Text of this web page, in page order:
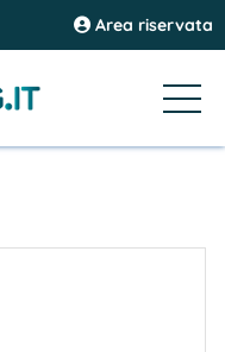
Area riservata